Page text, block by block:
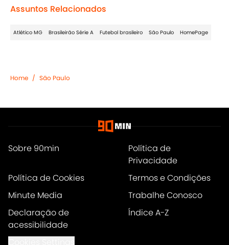
Assuntos Relacionados
Atlético MG Brasileirão Série A Futebol brasileiro São Paulo HomePage
Home / São Paulo
Sobre 90min
Política de
Privacidade
Política de Cookies
Termos e Condições
Minute Media
Trabalhe Conosco
Declaração de
acessibilidade
Índice A-Z